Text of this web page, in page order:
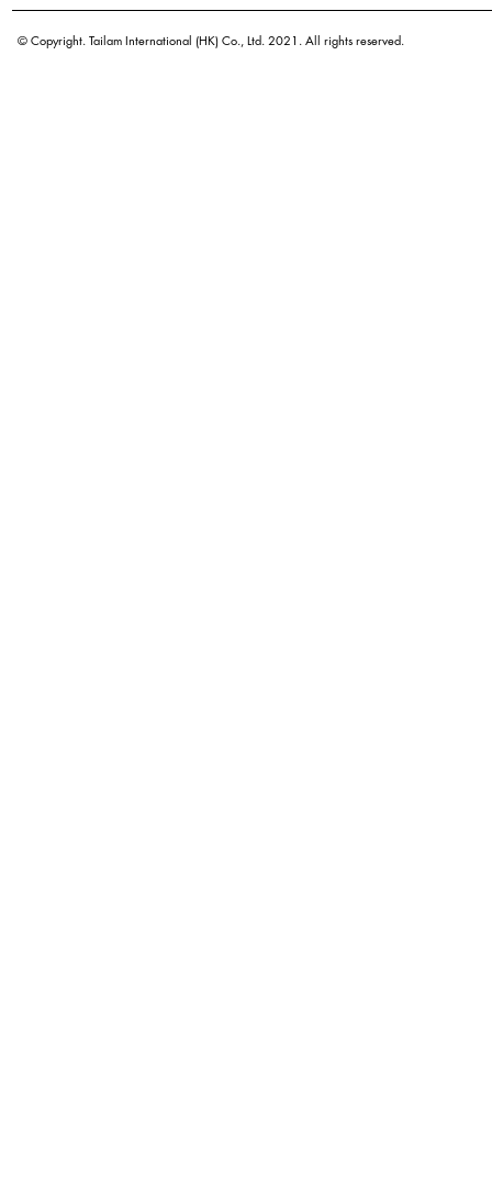
原產地
© Copyright. Tailam International (HK) Co., Ltd. 2021. All rights reserved.